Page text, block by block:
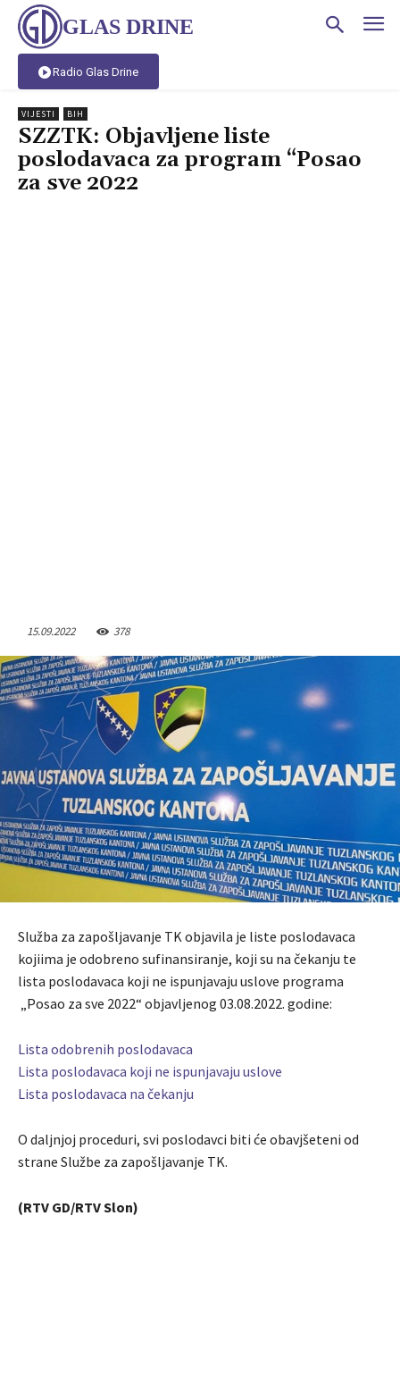
GLAS DRINE
Radio Glas Drine
VIJESTI BIH
SZZTK: Objavljene liste
poslodavaca za program “Posao
za sve 2022
15.09.2022 378
Služba za zapošljavanje TK objavila je liste poslodavaca
kojiima je odobreno sufinansiranje, koji su na čekanju te
lista poslodavaca koji ne ispunjavaju uslove programa
„Posao za sve 2022“ objavljenog 03.08.2022. godine:
Lista odobrenih poslodavaca
Lista poslodavaca koji ne ispunjavaju uslove
Lista poslodavaca na čekanju
O daljnjoj proceduri, svi poslodavci biti će obavjšeteni od
strane Službe za zapošljavanje TK.
(RTV GD/RTV Slon)